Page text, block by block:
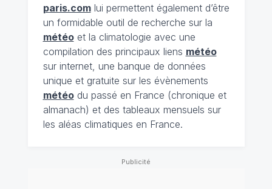
paris.comlui permettent également d’être
un formidable outil de recherche sur la
météoet la climatologie avec une
compilation des principaux liens météo
sur internet, une banque de données
unique et gratuite sur les évènements
météodu passé en France (chronique et
almanach) et des tableaux mensuels sur
les aléas climatiques en France.